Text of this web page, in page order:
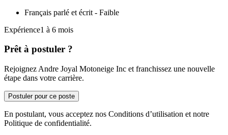
Français parlé et écrit - Faible
Expérience1 à 6 mois
Prêt à postuler ?
Rejoignez Andre Joyal Motoneige Inc et franchissez une nouvelle
étape dans votre carrière.
Postuler pour ce poste
En postulant, vous acceptez nos Conditions d’utilisation et notre
Politique de confidentialité.